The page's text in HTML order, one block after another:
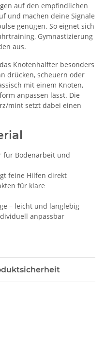
auf den empfindlichen
und machen deine Signale
genügen. So eignet sich
Gymnastizierung
aus.
Knotenhalfter besonders
drücken, scheuern oder
mit einem Knoten,
anpassen lässt. Die
mint setzt dabei einen
für Bodenarbeit und
feine Hilfen direkt
für klare
– leicht und langlebig
anpassbar